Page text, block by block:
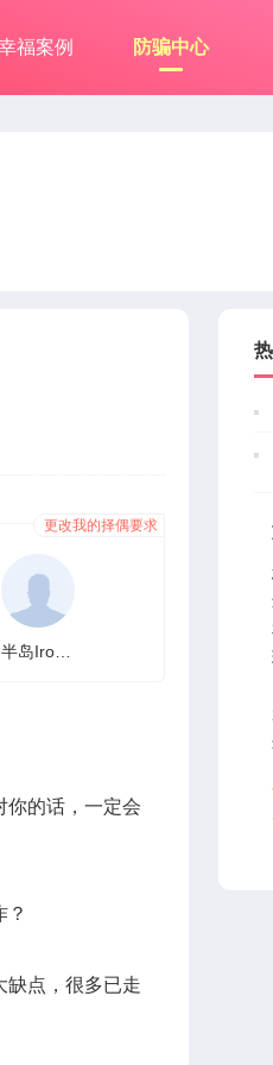
福案例 防骗中心
更改我的择偶要求
半岛IronBox
你的话，一定会
？
缺点，很多已走